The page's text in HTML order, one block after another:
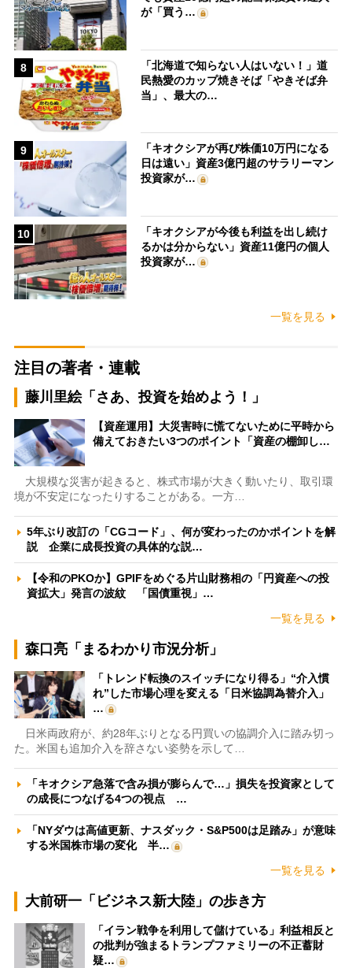
が「買う…
8
「北海道で知らない人はいない！」道
民熱愛のカップ焼きそば「やきそば弁
当」、最大の…
9
「キオクシアが再び株価10万円になる
日は遠い」資産3億円超のサラリーマン
投資家が…
10
「キオクシアが今後も利益を出し続け
るかは分からない」資産11億円の個人
投資家が…
一覧を見る
注目の著者・連載
藤川里絵「さあ、投資を始めよう！」
【資産運用】大災害時に慌てないために平時から
備えておきたい3つのポイント「資産の棚卸し…
大規模な災害が起きると、株式市場が大きく動いたり、取引環
境が不安定になったりすることがある。一方…
5年ぶり改訂の「CGコード」、何が変わったのかポイントを解
説 企業に成長投資の具体的な説…
【令和のPKOか】GPIFをめぐる片山財務相の「円資産への投
資拡大」発言の波紋 「国債重視」…
一覧を見る
森口亮「まるわかり市況分析」
「トレンド転換のスイッチになり得る」“介入慣
れ”した市場心理を変える「日米協調為替介入」
…
日米両政府が、約28年ぶりとなる円買いの協調介入に踏み切っ
た。米国も追加介入を辞さない姿勢を示して…
「キオクシア急落で含み損が膨らんで…」損失を投資家として
の成長につなげる4つの視点 …
「NYダウは高値更新、ナスダック・S&P500は足踏み」が意味
する米国株市場の変化 半…
一覧を見る
大前研一「ビジネス新大陸」の歩き方
「イラン戦争を利用して儲けている」利益相反と
の批判が強まるトランプファミリーの不正蓄財
疑…